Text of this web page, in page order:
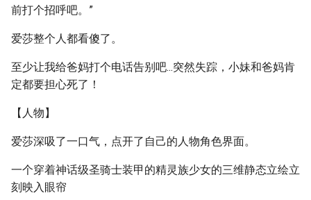
前打个招呼吧。”
爱莎整个人都看傻了。
至少让我给爸妈打个电话告别吧...突然失踪，小妹和爸妈肯
定都要担心死了！
【人物】
爱莎深吸了一口气，点开了自己的人物角色界面。
一个穿着神话级圣骑士装甲的精灵族少女的三维静态立绘立
刻映入眼帘